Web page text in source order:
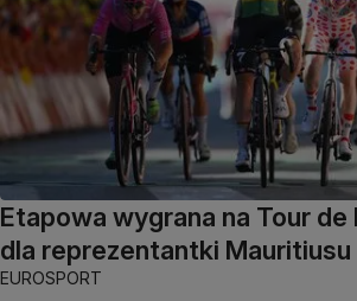
Etapowa wygrana na Tour
dla reprezentantki Mauritiusu
EUROSPORT